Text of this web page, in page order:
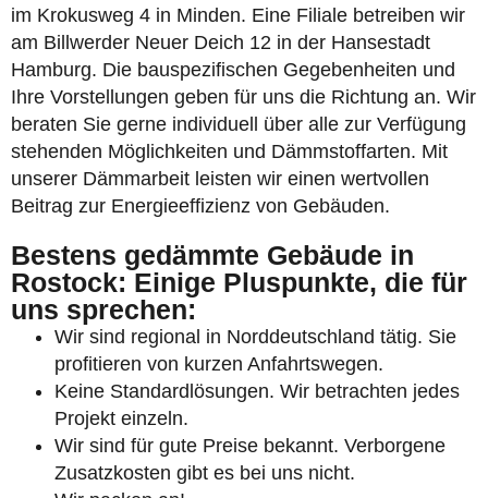
im Krokusweg 4 in Minden. Eine Filiale betreiben wir
am Billwerder Neuer Deich 12 in der Hansestadt
Hamburg. Die bauspezifischen Gegebenheiten und
Ihre Vorstellungen geben für uns die Richtung an. Wir
beraten Sie gerne individuell über alle zur Verfügung
stehenden Möglichkeiten und Dämmstoffarten. Mit
unserer Dämmarbeit leisten wir einen wertvollen
Beitrag zur Energieeffizienz von Gebäuden.
Bestens gedämmte Gebäude in
Rostock: Einige Pluspunkte, die für
uns sprechen:
Wir sind regional in Norddeutschland tätig. Sie
profitieren von kurzen Anfahrtswegen.
Keine Standardlösungen. Wir betrachten jedes
Projekt einzeln.
Wir sind für gute Preise bekannt. Verborgene
Zusatzkosten gibt es bei uns nicht.